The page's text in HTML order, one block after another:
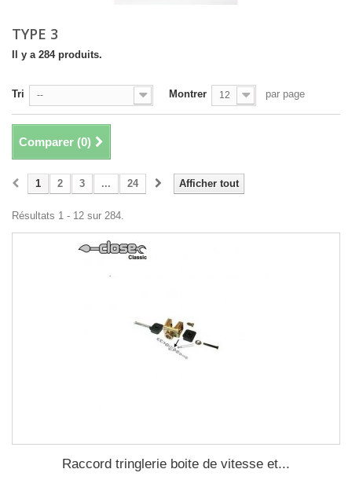
TYPE 3
Il y a 284 produits.
Tri -- Montrer 12 par page
Comparer (0)
Afficher tout
1 2 3 ... 24
Résultats 1 - 12 sur 284.
Raccord tringlerie boite de vitesse et...